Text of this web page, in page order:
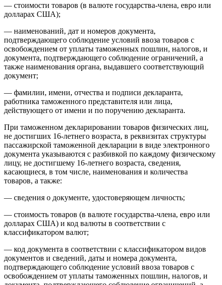
— стоимости товаров (в валюте государства-члена, евро или
дол­ларах США);
— наименований, дат и номеров документа,
подтверждающего соблюдение условий ввоза това­ров с
освобождением от уплаты таможенных пошлин, налогов, и
документа, подтверждающего со­блюдение ограничений, а
также наименования органа, выдавшего соответствующий
документ;
— фамилии, имени, отчества и подписи декларанта,
работника таможенного представителя или лица,
действующего от имени и по поручению декларанта.
При таможенном декларирова­нии товаров физических лиц,
не достигших 16-летнего возраста, в реквизитах структуры
пассажир­ской таможенной декларации в виде электронного
документа ука­зываются с разбивкой по каждому физическому
лицу, не достигшему 16-летнего возраста, сведения,
касающиеся, в том числе, наиме­нования и количества
товаров, а также:
— сведения о документе, удосто­веряющем личность;
— стоимость товаров (в валюте государства-члена, евро или
дол­ларах США) и код валюты в соот­ветствии с
классификатором ва­лют;
— код документа в соответствии с классификатором видов
доку­ментов и сведений, даты и номе­ра документа,
подтверждающего соблюдение условий ввоза това­ров с
освобождением от уплаты таможенных пошлин, налогов, и